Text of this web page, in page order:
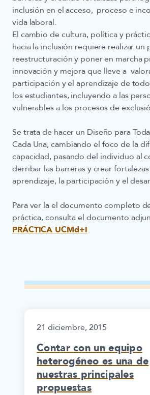
inclusión en el acceso, proceso e
vida laboral.
El cambio de cultura, política y
hacia la inclusión requiere realizar un
reestructuración y poner en marcha
innovación y mejora que lleve a
participación y el aprendizaje de
los estudiantes, incluyendo a las
vulnerables a los procesos de
Se trata de hacer un Diseño para
Cada Una,cambiando el foco de la
capacidad, pasando del individuo al
derribar las barreras y crear
aprendizaje, la participación y el
Para ver la el documento completo
práctica, consulta el documento
PRÁCTICA UCMd+I
21 diciembre, 2015
Contar con un equipo
heterogéneo es una de
nuestras principales
propuestas